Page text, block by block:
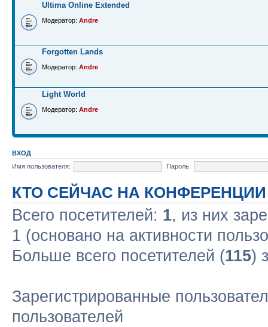
Ultima Online Extended
Модератор: Andre
Forgotten Lands
Модератор: Andre
Light World
Модератор: Andre
ВХОД
Имя пользователя:
Пароль:
КТО СЕЙЧАС НА КОНФЕРЕНЦИИ
Всего посетителей: 1, из них
1 (основано на активности
Больше всего посетителей (115)
Зарегистрированные
пользователей